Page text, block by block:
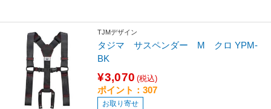
TJMデザイン
タジマ サスペンダー M クロ YPM-
BK
¥3,070 (税込)
ポイント：307
お取り寄せ